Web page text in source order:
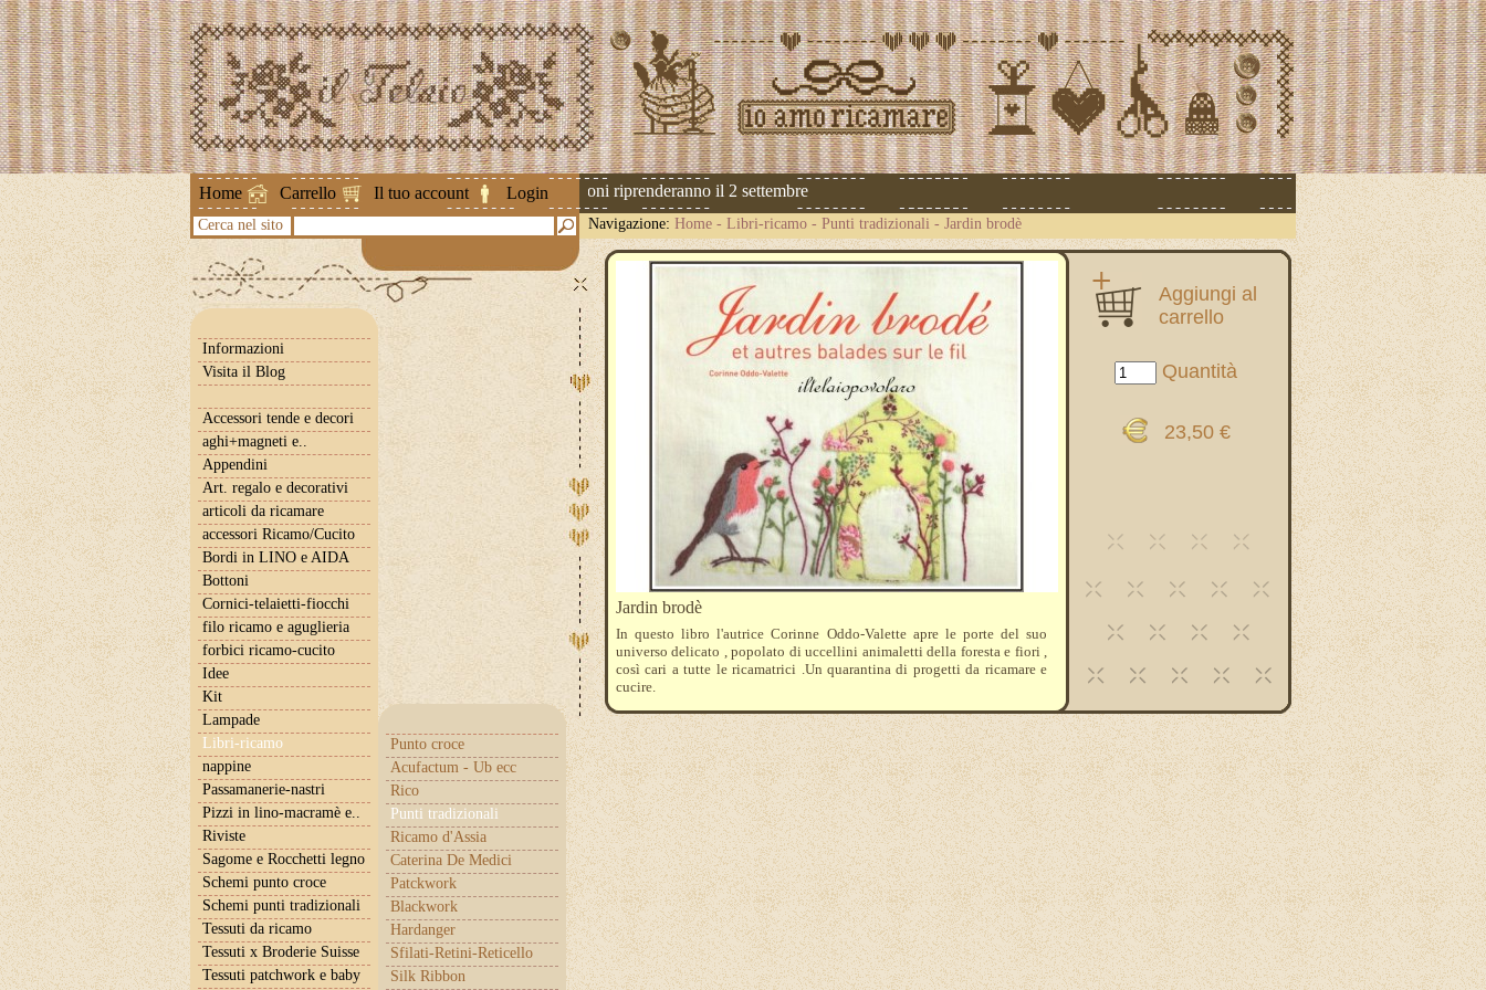
Home Carrello Il tuo account Login
Attenzione ! Le spedizioni riprenderanno il 2 settembre
Cerca nel sito Navigazione: Home - Libri-ricamo - Punti tradizionali - Jardin brodè
Informazioni
Visita il Blog
Accessori tende e decori
aghi+magneti e..
Appendini
Art. regalo e decorativi
articoli da ricamare
accessori Ricamo/Cucito
Bordi in LINO e AIDA
Bottoni
Cornici-telaietti-fiocchi
filo ricamo e aguglieria
forbici ricamo-cucito
Idee
Kit
Lampade
Libri-ricamo
Punto croce
Acufactum - Ub ecc
Rico
Punti tradizionali
Ricamo d'Assia
Caterina De Medici
Patckwork
Blackwork
Hardanger
Sfilati-Retini-Reticello
Silk Ribbon
nappine
Passamanerie-nastri
Pizzi in lino-macramè e..
Riviste
Sagome e Rocchetti legno
Schemi punto croce
Schemi punti tradizionali
Tessuti da ricamo
Tessuti x Broderie Suisse
Tessuti patchwork e baby
Aggiungi al
carrello
Quantità
23,50 €
Jardin brodè
In questo libro l'autrice Corinne Oddo-Valette apre le porte del suo
universo delicato , popolato di uccellini animaletti della foresta e fiori ,
così cari a tutte le ricamatrici .Un quarantina di progetti da ricamare e
cucire.